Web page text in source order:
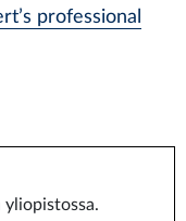
professional
yliopistossa.